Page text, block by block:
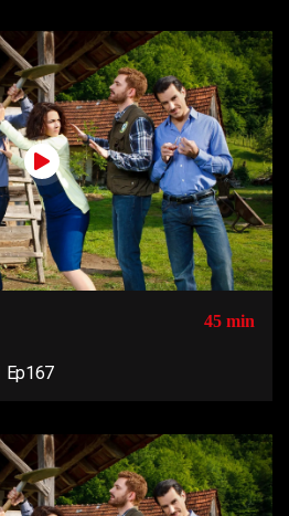
45 min
Ep167